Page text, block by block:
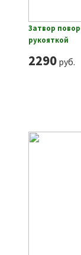
Затвор
рукояткой
2290руб.